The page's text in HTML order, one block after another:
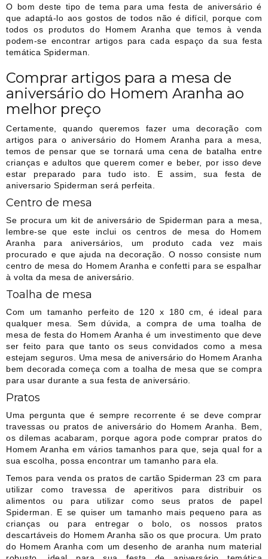
O bom deste tipo de tema para uma festa de aniversário é
que adaptá-lo aos gostos de todos não é difícil, porque com
todos os produtos do Homem Aranha que temos à venda
podem-se encontrar artigos para cada espaço da sua festa
temática Spiderman.
Comprar artigos para a mesa de
aniversário do Homem Aranha ao
melhor preço
Certamente, quando queremos fazer uma decoração com
artigos para o aniversário do Homem Aranha para a mesa,
temos de pensar que se tornará uma cena de batalha entre
crianças e adultos que querem comer e beber, por isso deve
estar preparado para tudo isto. E assim, sua festa de
aniversario Spiderman será perfeita.
Centro de mesa
Se procura um kit de aniversário de Spiderman para a mesa,
lembre-se que este inclui os centros de mesa do Homem
Aranha para aniversários, um produto cada vez mais
procurado e que ajuda na decoração. O nosso consiste num
centro de mesa do Homem Aranha e confetti para se espalhar
à volta da mesa de aniversário.
Toalha de mesa
Com um tamanho perfeito de 120 x 180 cm, é ideal para
qualquer mesa. Sem dúvida, a compra de uma toalha de
mesa de festa do Homem Aranha é um investimento que deve
ser feito para que tanto os seus convidados como a mesa
estejam seguros. Uma mesa de aniversário do Homem Aranha
bem decorada começa com a toalha de mesa que se compra
para usar durante a sua festa de aniversário.
Pratos
Uma pergunta que é sempre recorrente é se deve comprar
travessas ou pratos de aniversário do Homem Aranha. Bem,
os dilemas acabaram, porque agora pode comprar pratos do
Homem Aranha em vários tamanhos para que, seja qual for a
sua escolha, possa encontrar um tamanho para ela.
Temos para venda os pratos de cartão Spiderman 23 cm para
utilizar como travessa de aperitivos para distribuir os
alimentos ou para utilizar como seus pratos de papel
Spiderman. E se quiser um tamanho mais pequeno para as
crianças ou para entregar o bolo, os nossos pratos
descartáveis do Homem Aranha são os que procura. Um prato
do Homem Aranha com um desenho de aranha num material